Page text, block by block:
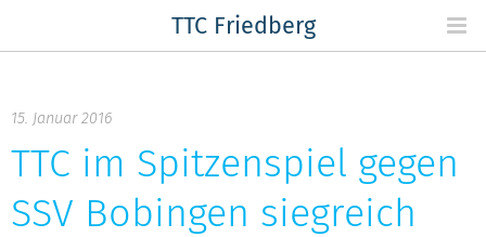
TTC Friedberg
15. Januar 2016
TTC im Spitzenspiel gegen
SSV Bobingen siegreich